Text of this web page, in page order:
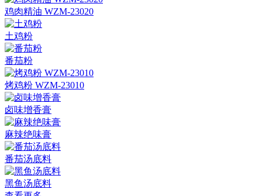
鸡肉精油 WZM-23020
土鸡粉
番茄粉
烤鸡粉 WZM-23010
卤味增香膏
麻辣绝味膏
番茄汤底料
黑鱼汤底料